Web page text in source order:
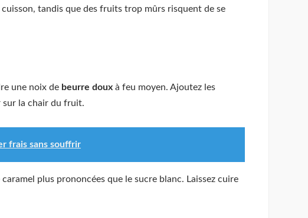
tandis que des fruits trop mûrs risquent de se
une noix de beurre doux à feu moyen. Ajoutez les
sur la chair du fruit.
frais sans souffrir
plus prononcées que le sucre blanc. Laissez cuire